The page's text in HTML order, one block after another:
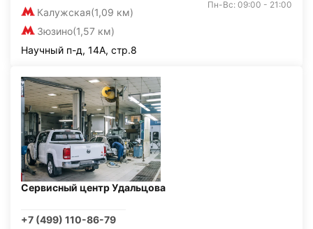
Калужская(1,09 км)
Зюзино(1,57 км)
Пн-Вс: 09:00 - 21:00
Научный п-д, 14А, стр.8
Сервисный центр Удальцова
+7 (499) 110-86-79